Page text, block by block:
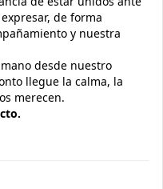
de forma
y nuestra
desde nuestro
llegue la calma, la
merecen.